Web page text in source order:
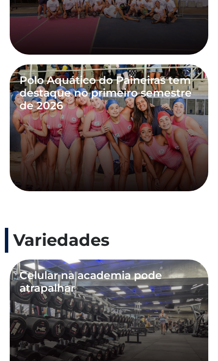
Polo Aquático do Paineiras tem
destaque no primeiro semestre
de 2026
Variedades
Celular na academia pode
atrapalhar